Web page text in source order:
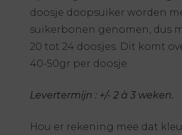
doosje doopsuiker worden
suikerbonen genomen, dus
20 tot 24 doosjes. Dit komt
40-50gr per doosje.
Levertermijn : +/- 2 à 3 weken.
Hou er rekening mee dat